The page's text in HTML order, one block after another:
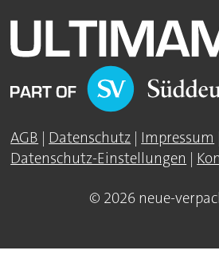
AGB | Datenschutz | Impressum
Datenschutz-Einstellungen |
© 2026 neue-